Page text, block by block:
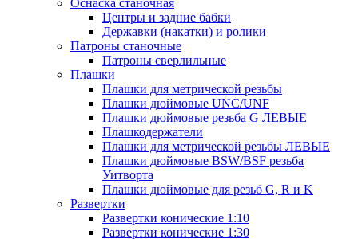
Оснаска станочная
Центры и задние бабки
Державки (накатки) и ролики
Патроны станочные
Патроны сверлильные
Плашки
Плашки для метрической резьбы
Плашки дюймовые UNC/UNF
Плашки дюймовые резьба G ЛЕВЫЕ
Плашкодержатели
Плашки для метрической резьбы ЛЕВЫЕ
Плашки дюймовые BSW/BSF резьба
Уитворта
Плашки дюймовые для резьб G, R и K
Развертки
Развертки конические 1:10
Развертки конические 1:30